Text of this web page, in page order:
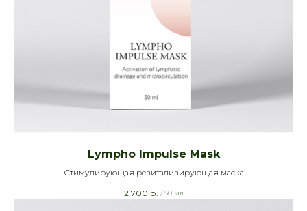
Lympho Impulse Mask
Стимулирующая ревитализирующая маска
2 700 р. / 50 мл